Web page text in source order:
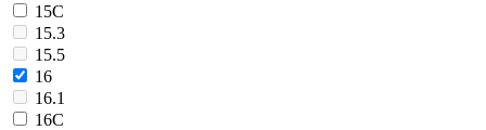
15C
15.3
15.5
16
16.1
16C